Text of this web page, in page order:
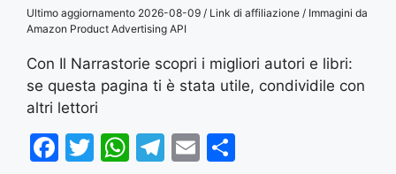
Ultimo aggiornamento 2026-08-09 / Link di affiliazione / Immagini da
Amazon Product Advertising API
Con Il Narrastorie scopri i migliori autori e libri:
se questa pagina ti è stata utile, condividile con
altri lettori
F
T
W T
E